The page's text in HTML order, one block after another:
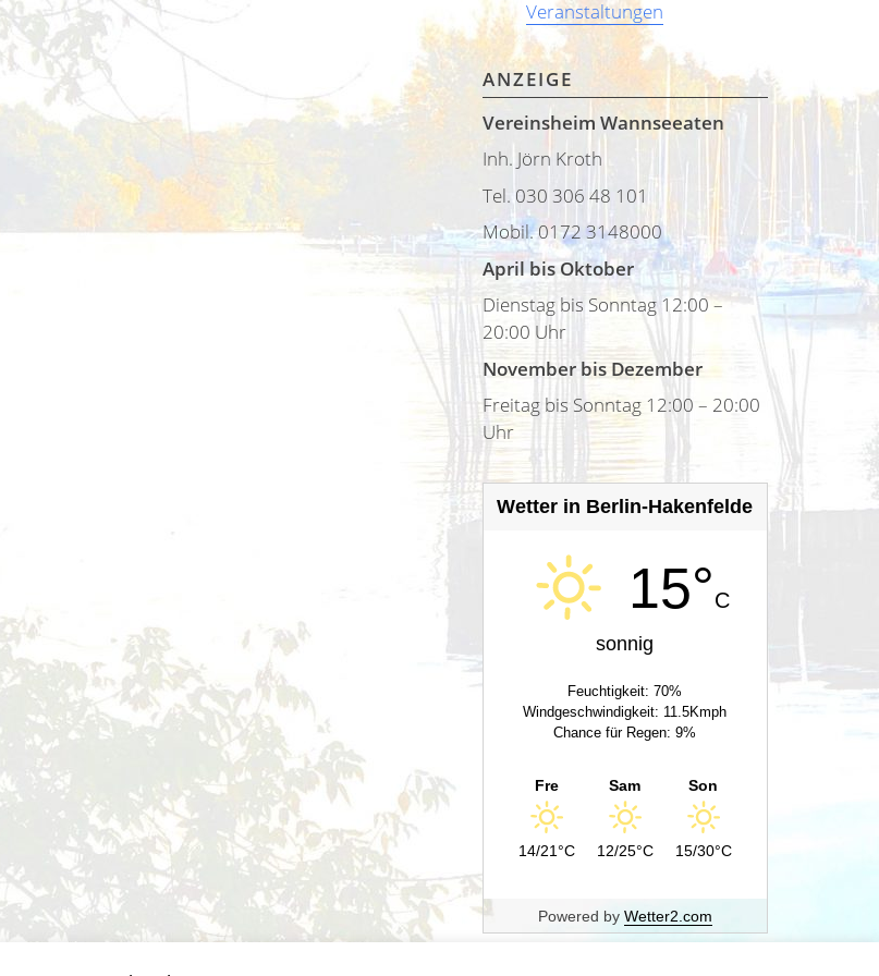
Veranstaltungen
ANZEIGE
Vereinsheim Wannseeaten
Inh. Jörn Kroth
Tel. 030 306 48 101
Mobil. 0172 3148000
April bis Oktober
Dienstag bis Sonntag 12:00 –
20:00 Uhr
November bis Dezember
Freitag bis Sonntag 12:00 – 20:00
Uhr
Wetter in Berlin-Hakenfelde
15°C
sonnig
Feuchtigkeit: 70%
Windgeschwindigkeit: 11.5Kmph
Chance für Regen: 9%
Fre
14/21°C
Sam
12/25°C
Son
15/30°C
Powered by Wetter2.com